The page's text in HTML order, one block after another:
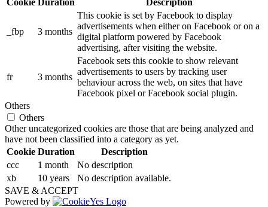
_fbp 3 months
This cookie is set by Facebook to display
advertisements when either on Facebook or on a
digital platform powered by Facebook
advertising, after visiting the website.
fr 3 months
Facebook sets this cookie to show relevant
advertisements to users by tracking user
behaviour across the web, on sites that have
Facebook pixel or Facebook social plugin.
Others
Others
Other uncategorized cookies are those that are being analyzed and
have not been classified into a category as yet.
Cookie Duration
Description
ccc
1 month
No description
xb
10 years
No description available.
SAVE & ACCEPT
Powered by